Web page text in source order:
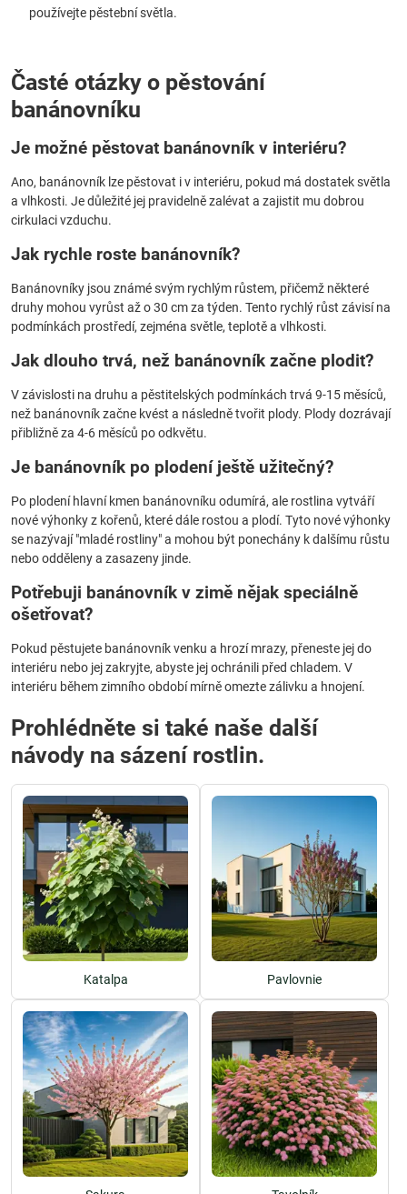
používejte pěstební světla.
Časté otázky o pěstování
banánovníku
Je možné pěstovat banánovník v interiéru?
Ano, banánovník lze pěstovat i v interiéru, pokud má dostatek světla
a vlhkosti. Je důležité jej pravidelně zalévat a zajistit mu dobrou
cirkulaci vzduchu.
Jak rychle roste banánovník?
Banánovníky jsou známé svým rychlým růstem, přičemž některé
druhy mohou vyrůst až o 30 cm za týden. Tento rychlý růst závisí na
podmínkách prostředí, zejména světle, teplotě a vlhkosti.
Jak dlouho trvá, než banánovník začne plodit?
V závislosti na druhu a pěstitelských podmínkách trvá 9-15 měsíců,
než banánovník začne kvést a následně tvořit plody. Plody dozrávají
přibližně za 4-6 měsíců po odkvětu.
Je banánovník po plodení ještě užitečný?
Po plodení hlavní kmen banánovníku odumírá, ale rostlina vytváří
nové výhonky z kořenů, které dále rostou a plodí. Tyto nové výhonky
se nazývají "mladé rostliny" a mohou být ponechány k dalšímu růstu
nebo odděleny a zasazeny jinde.
Potřebuji banánovník v zimě nějak speciálně
ošetřovat?
Pokud pěstujete banánovník venku a hrozí mrazy, přeneste jej do
interiéru nebo jej zakryjte, abyste jej ochránili před chladem. V
interiéru během zimního období mírně omezte zálivku a hnojení.
Prohlédněte si také naše další
návody na sázení rostlin.
Katalpa Pavlovnie